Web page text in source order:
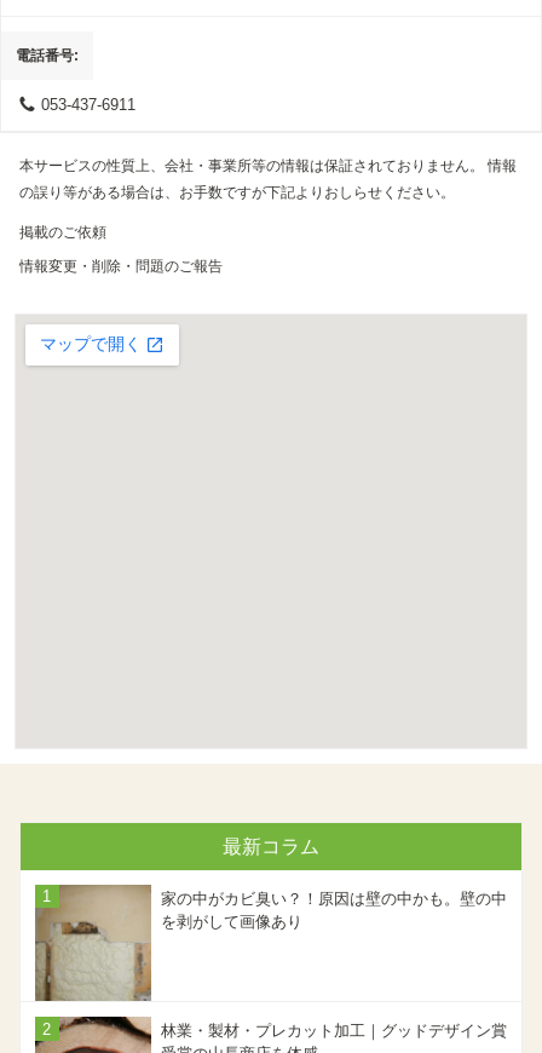
電話番号
053-437-6911
本サービスの性質上、会社・事業所等の情報は保証されておりません。 情報
の誤り等がある場合は、お手数ですが下記よりおしらせください。
掲載のご依頼
情報変更・削除・問題のご報告
最新コラム
家の中がカビ臭い？！原因は壁の中かも。壁の中
を剥がして画像あり
林業・製材・プレカット加工｜グッドデザイン賞